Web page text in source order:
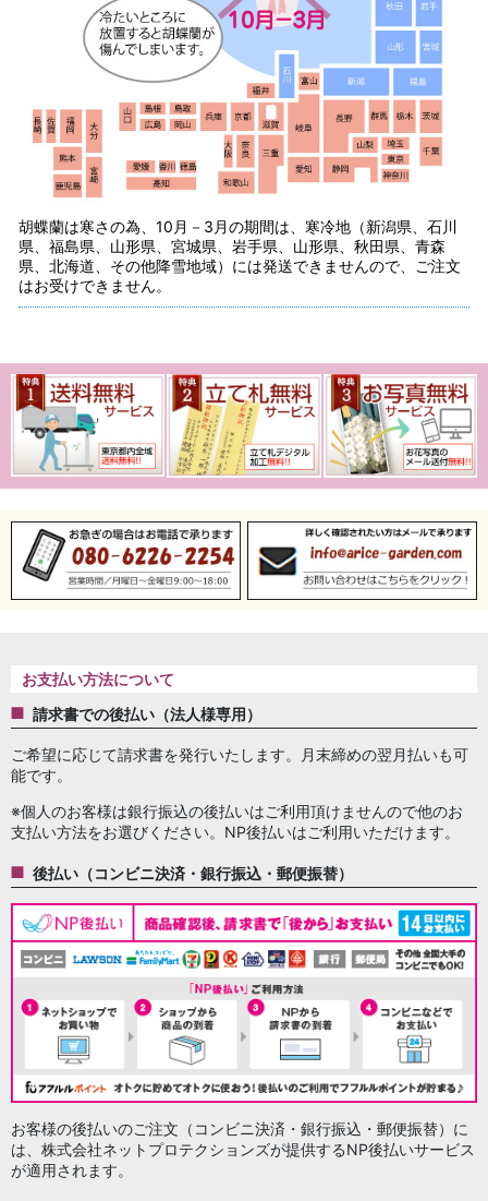
胡蝶蘭は寒さの為、10月－3月の期間は、寒冷地（新潟県、石川
県、福島県、山形県、宮城県、岩手県、山形県、秋田県、青森
県、北海道、その他降雪地域）には発送できませんので、ご注文
はお受けできません。
お支払い方法について
請求書での後払い（法人様専用）
ご希望に応じて請求書を発行いたします。月末締めの翌月払いも可
能です。
※個人のお客様は銀行振込の後払いはご利用頂けませんので他のお
支払い方法をお選びください。NP後払いはご利用いただけます。
後払い（コンビニ決済・銀行振込・郵便振替）
お客様の後払いのご注文（コンビニ決済・銀行振込・郵便振替）に
は、株式会社ネットプロテクションズが提供するNP後払いサービス
が適用されます。